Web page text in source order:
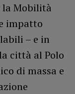
la Mobilità
impatto
– e in
città al Polo
di massa e